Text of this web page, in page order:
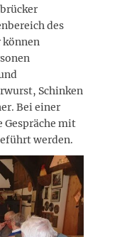
des
können
Schinken
Bei einer
mit
werden.